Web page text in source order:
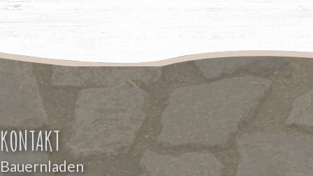
KONTAKT
Bauernladen